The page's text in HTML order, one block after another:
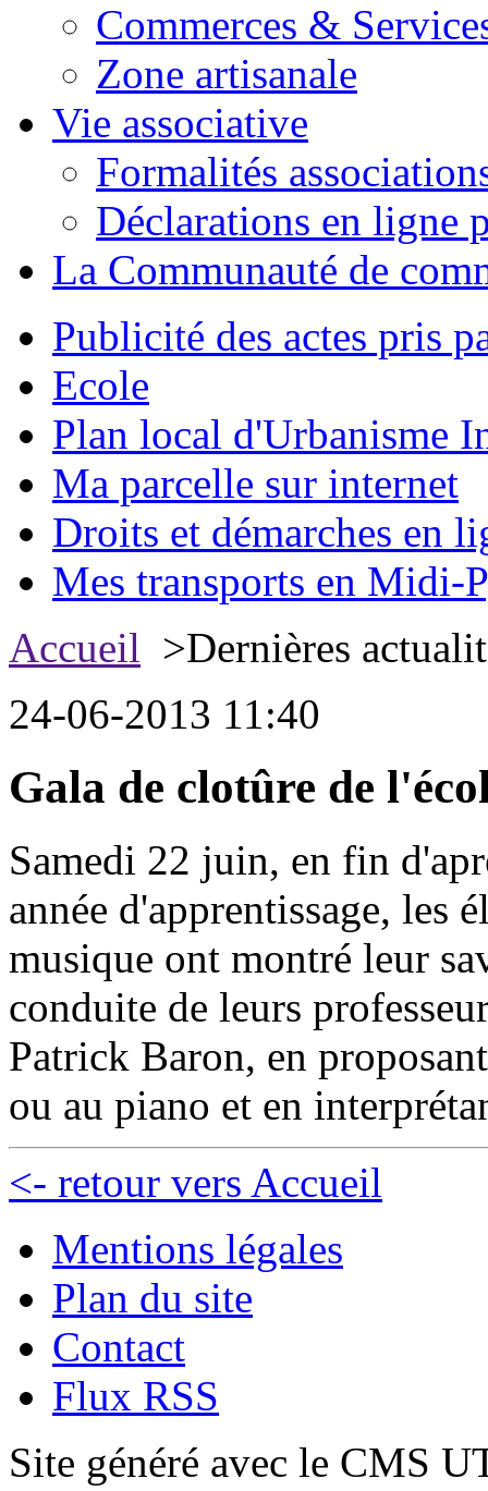
Commerces &
Zone artisanale
Vie associative
Formalités
Déclarations en ligne
La Communauté de
Publicité des actes pris
Ecole
Plan local d'Urbanisme
Ma parcelle sur internet
Droits et démarches en
Mes transports en Midi-
Accueil >Dernières
24-06-2013 11:40
Gala de clotûre de
Samedi 22 juin, en fin
année d'apprentissage, les
musique ont montré leur
conduite de leurs
Patrick Baron, en
ou au piano et en
<- retour vers Accueil
Mentions légales
Plan du site
Contact
Flux RSS
Site généré avec le CMS